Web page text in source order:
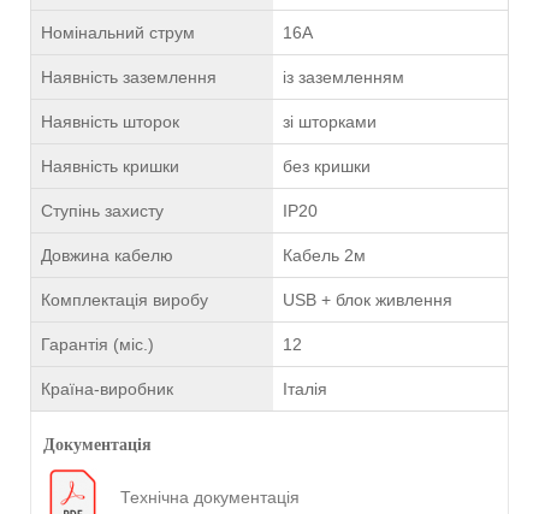
Номінальний струм 16A
Наявність заземлення із заземленням
Наявність шторок зі шторками
Наявність кришки без кришки
Ступінь захисту IP20
Довжина кабелю Кабель 2м
Комплектація виробу USB + блок живлення
Гарантія (міс.) 12
Країна-виробник Італія
Документація
Технічна документація